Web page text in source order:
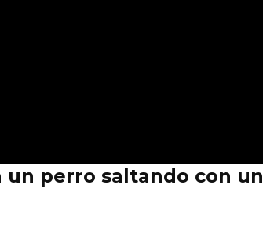
perro saltando con un